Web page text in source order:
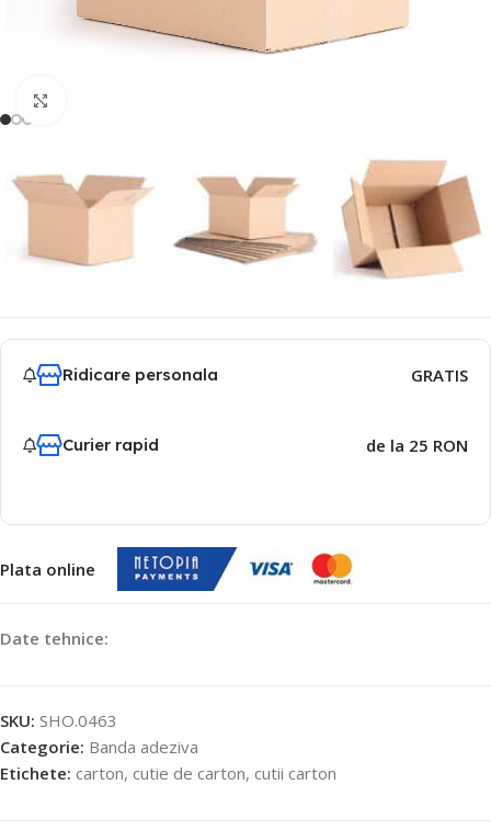
Ridicare personala GRATIS
Curier rapid de la 25 RON
Plata online
Date tehnice:
SKU: SHO.0463
Categorie: Banda adeziva
Etichete: carton, cutie de carton, cutii carton